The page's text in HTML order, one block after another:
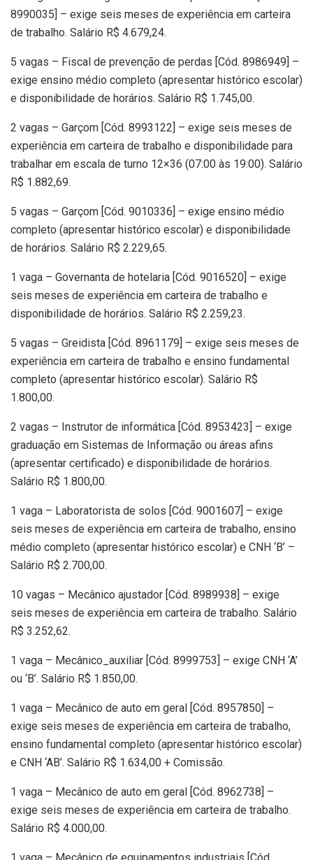
8990035] – exige seis meses de experiência em carteira
de trabalho. Salário R$ 4.679,24.
5 vagas – Fiscal de prevenção de perdas [Cód. 8986949] –
exige ensino médio completo (apresentar histórico escolar)
e disponibilidade de horários. Salário R$ 1.745,00.
2 vagas – Garçom [Cód. 8993122] – exige seis meses de
experiência em carteira de trabalho e disponibilidade para
trabalhar em escala de turno 12×36 (07:00 às 19:00). Salário
R$ 1.882,69.
5 vagas – Garçom [Cód. 9010336] – exige ensino médio
completo (apresentar histórico escolar) e disponibilidade
de horários. Salário R$ 2.229,65.
1 vaga – Governanta de hotelaria [Cód. 9016520] – exige
seis meses de experiência em carteira de trabalho e
disponibilidade de horários. Salário R$ 2.259,23.
5 vagas – Greidista [Cód. 8961179] – exige seis meses de
experiência em carteira de trabalho e ensino fundamental
completo (apresentar histórico escolar). Salário R$
1.800,00.
2 vagas – Instrutor de informática [Cód. 8953423] – exige
graduação em Sistemas de Informação ou áreas afins
(apresentar certificado) e disponibilidade de horários.
Salário R$ 1.800,00.
1 vaga – Laboratorista de solos [Cód. 9001607] – exige
seis meses de experiência em carteira de trabalho, ensino
médio completo (apresentar histórico escolar) e CNH ‘B’ –
Salário R$ 2.700,00.
10 vagas – Mecânico ajustador [Cód. 8989938] – exige
seis meses de experiência em carteira de trabalho. Salário
R$ 3.252,62.
1 vaga – Mecânico_auxiliar [Cód. 8999753] – exige CNH ‘A’
ou ‘B’. Salário R$ 1.850,00.
1 vaga – Mecânico de auto em geral [Cód. 8957850] –
exige seis meses de experiência em carteira de trabalho,
ensino fundamental completo (apresentar histórico escolar)
e CNH ‘AB’. Salário R$ 1.634,00 + Comissão.
1 vaga – Mecânico de auto em geral [Cód. 8962738] –
exige seis meses de experiência em carteira de trabalho.
Salário R$ 4.000,00.